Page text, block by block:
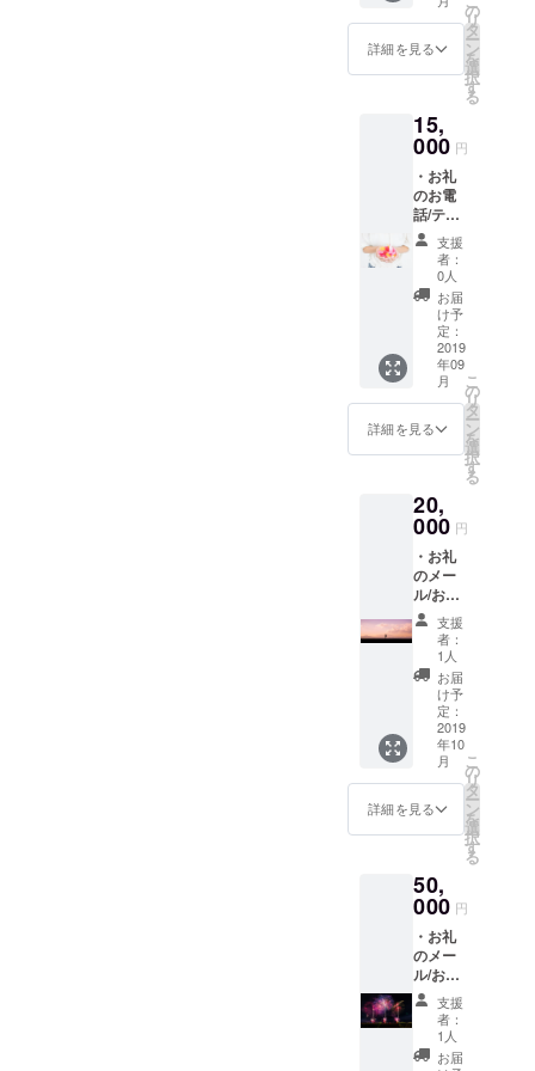
記入の
ない場
合は
ザー名
を掲載
いたし
ます。
ご了承
くださ
い。）
・映像
公開前
にプレ
ミア視
聴（オ
ンライ
ン）に
招待い
たしま
す！
カード
４枚を
送らさ
せてい
ただき
・エン
ドクレ
ジット
にお名
前を入
れさせ
ていた
だきま
す！
（※支援
時、必
ず備考
欄にご
希望の
お名前
をご記
入くだ
合は
CAMPF
IREの
ユー
ザー名
を掲載
いたし
ます。
ご了承
くださ
い。）
・映像
公開前
にプレ
ミア視
聴（オ
ンライ
す！ ・
メイキ
ング映
像をい
ち早く
ご視聴
いただ
けま
す！
詳細を見る
の
リ
タ
ー
ン
を
選
択
す
る
15,
000 円
・お礼
のお電
話/テレ
ビ電話/
メール
・撮影
地の写
真が
入った
ポスト
カード
４枚を
送らさ
せてい
ただき
ます！
ドクレ
ジット
にお名
前を入
れさせ
ていた
だきま
す！
（大き
く）
（※支援
時、必
ず備考
欄にご
希望の
お名前
をご記
ない場
合は
CAMPF
IREの
ユー
ザー名
を掲載
いたし
ます。
ご了承
支援
者：
0人
お届
け予
定：
2019
年09
月
詳細を見る
こ
の
リ
タ
ー
ン
を
選
択
す
る
20,
000 円
・お礼
のメー
ル/お電
話/テレ
ビ電話
・撮影
地の写
真が
入った
ポスト
カード
４枚を
送らさ
せてい
ただき
ます！
ドクレ
ジット
にお名
前を入
れさせ
ていた
だきま
す！
（大き
く）
支援
者：
1人
お届
け予
定：
2019
年10
月
詳細を見る
こ
の
リ
タ
ー
ン
を
選
択
す
る
50,
000 円
・お礼
のメー
ル/お電
話/テレ
ビ電話
をいた
しま
支援
者：
1人
お届